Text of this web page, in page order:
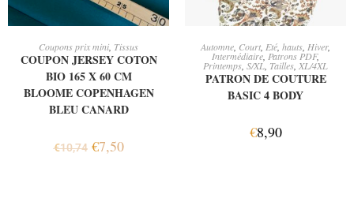
Coupons prix mini Tissus
COUPON JERSEY COTON
BIO 165 X 60 CM
BLOOME COPENHAGEN
BLEU CANARD
€10,74 €7,50
AJOUTER AU PANIER
Automne Court Eté hauts Hiver,
Intermédiaire Patrons PDF,
Printemps S/XL Tailles XL/4XL
PATRON DE COUTURE
BASIC 4 BODY
€8,90